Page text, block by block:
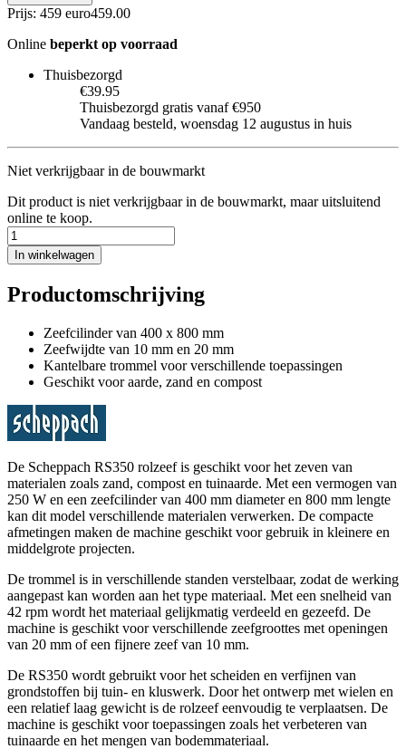
Prijs: 459 euro459.00
Online beperkt op voorraad
Thuisbezorgd
€39.95
Thuisbezorgd gratis vanaf €950
Vandaag besteld, woensdag 12 augustus in huis
Niet verkrijgbaar in de bouwmarkt
Dit product is niet verkrijgbaar in de bouwmarkt, maar uitsluitend
online te koop.
In winkelwagen
Productomschrijving
Zeefcilinder van 400 x 800 mm
Zeefwijdte van 10 mm en 20 mm
Kantelbare trommel voor verschillende toepassingen
Geschikt voor aarde, zand en compost
De Scheppach RS350 rolzeef is geschikt voor het zeven van
materialen zoals zand, compost en tuinaarde. Met een vermogen van
250 W en een zeefcilinder van 400 mm diameter en 800 mm lengte
kan dit model verschillende materialen verwerken. De compacte
afmetingen maken de machine geschikt voor gebruik in kleinere en
middelgrote projecten.
De trommel is in verschillende standen verstelbaar, zodat de werking
aangepast kan worden aan het type materiaal. Met een snelheid van
42 rpm wordt het materiaal gelijkmatig verdeeld en gezeefd. De
machine is geschikt voor verschillende zeefgroottes met openingen
van 20 mm of een fijnere zeef van 10 mm.
De RS350 wordt gebruikt voor het scheiden en verfijnen van
grondstoffen bij tuin- en kluswerk. Door het ontwerp met wielen en
een relatief laag gewicht is de rolzeef eenvoudig te verplaatsen. De
machine is geschikt voor toepassingen zoals het verbeteren van
tuinaarde en het mengen van bodemmateriaal.